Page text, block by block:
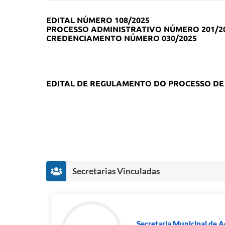
EDITAL NÚMERO 108/2025
PROCESSO ADMINISTRATIVO NÚMERO 201/
CREDENCIAMENTO NÚMERO 030/2025
EDITAL DE REGULAMENTO DO PROCESSO
OBJETO: CREDENCIAMENTO DE EMPRESAS
DE 13KG, DE FORMA PARCELADA, COM A
ID NA PLATAFORMA LICITAR DIGITAL: 89130
Secretarias Vinculadas